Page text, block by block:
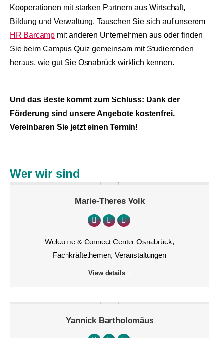
Kooperationen mit starken Partnern aus Wirtschaft,
Bildung und Verwaltung. Tauschen Sie sich auf unserem
HR Barcamp mit anderen Unternehmen aus oder finden
Sie beim Campus Quiz gemeinsam mit Studierenden
heraus, wie gut Sie Osnabrück wirklich kennen.
Und das Beste kommt zum Schluss: Dank der
Förderung sind unsere Angebote kostenfrei.
Vereinbaren Sie jetzt einen Termin!
Wer wir sind
Marie-Theres Volk
Welcome & Connect Center Osnabrück,
Fachkräftethemen, Veranstaltungen
Persönlicher
Blog
E-
mail
Linkedin
View details
Yannick Bartholomäus